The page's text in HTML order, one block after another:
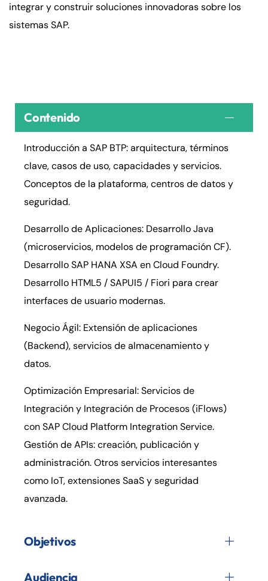
integrar y construir soluciones innovadoras sobre los
sistemas SAP.
Contenido
Introducción a SAP BTP: arquitectura, términos
clave, casos de uso, capacidades y servicios.
Conceptos de la plataforma, centros de datos y
seguridad.
Desarrollo de Aplicaciones: Desarrollo Java
(microservicios, modelos de programación CF).
Desarrollo SAP HANA XSA en Cloud Foundry.
Desarrollo HTML5 / SAPUI5 / Fiori para crear
interfaces de usuario modernas.
Negocio Ágil: Extensión de aplicaciones
(Backend), servicios de almacenamiento y
datos.
Optimización Empresarial: Servicios de
Integración y Integración de Procesos (iFlows)
con SAP Cloud Platform Integration Service.
Gestión de APIs: creación, publicación y
administración. Otros servicios interesantes
como IoT, extensiones SaaS y seguridad
avanzada.
Objetivos
Audiencia